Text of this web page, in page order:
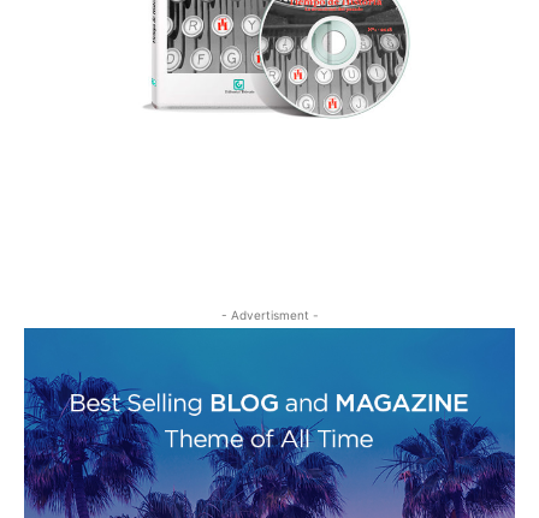
- Advertisment -